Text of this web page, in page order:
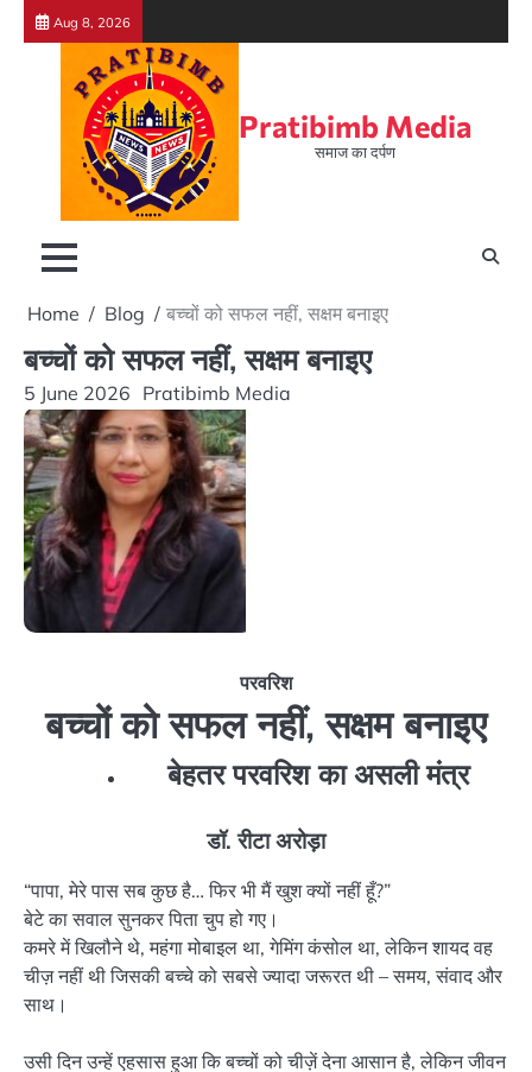
Skip
Aug 8, 2026
Pratibimb Media
समाज का दर्पण
Home Blog बच्चों को सफल नहीं, सक्षम बनाइए
बच्चों को सफल नहीं, सक्षम बनाइए
5 June 2026 Pratibimb Media
परवरिश
बच्चों को सफल नहीं, सक्षम बनाइए
बेहतर परवरिश का असली मंत्र
डॉ. रीटा अरोड़ा
“पापा, मेरे पास सब कुछ है… फिर भी मैं खुश क्यों नहीं हूँ?”
बेटे का सवाल सुनकर पिता चुप हो गए।
कमरे में खिलौने थे, महंगा मोबाइल था, गेमिंग कंसोल था, लेकिन शायद वह
चीज़ नहीं थी जिसकी बच्चे को सबसे ज्यादा जरूरत थी – समय, संवाद और
साथ।
उसी दिन उन्हें एहसास हुआ कि बच्चों को चीज़ें देना आसान है, लेकिन जीवन